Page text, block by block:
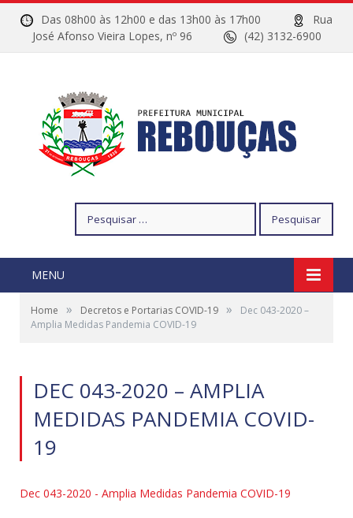
Das 08h00 às 12h00 e das 13h00 às 17h00
Rua
José Afonso Vieira Lopes, nº 96
(42) 3132-6900
por:
MENU
Home » Decretos e Portarias COVID-19 »
Dec 043-2020 –
Amplia Medidas Pandemia COVID-19
DEC 043-2020 – AMPLIA
MEDIDAS PANDEMIA COVID-
19
Dec 043-2020 - Amplia Medidas Pandemia COVID-19